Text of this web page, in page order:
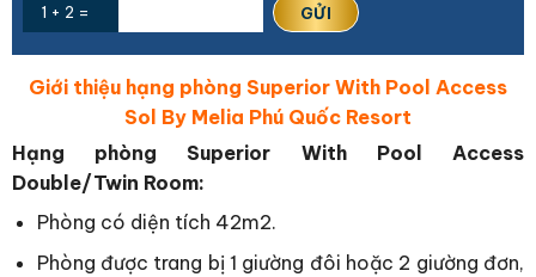
1 + 2 =
Giới thiệu hạng phòng Superior With Pool Access
Sol By Melia Phú Quốc Resort
Hạng phòng Superior With Pool Access
Double/Twin Room:
Phòng có diện tích 42m2.
Phòng được trang bị 1 giường đôi hoặc 2 giường đơn,